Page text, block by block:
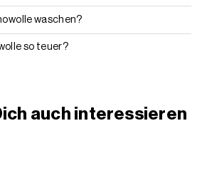
waschen?
so teuer?
auch interessieren